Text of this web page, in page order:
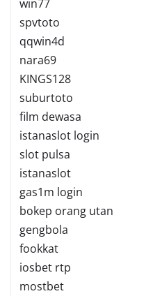
win77
spvtoto
qqwin4d
nara69
KINGS128
suburtoto
film dewasa
istanaslot login
slot pulsa
istanaslot
gas1m login
bokep orang utan
gengbola
fookkat
iosbet rtp
mostbet